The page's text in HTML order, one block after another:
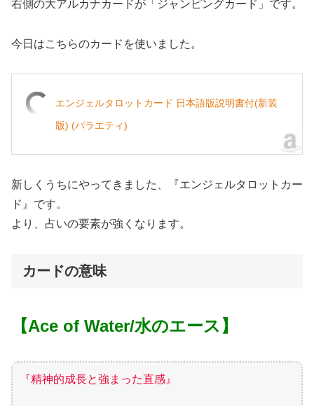
右側の大アルカナカードが「ジャンピングカード」です。
今日はこちらのカードを使いました。
エンジェルタロットカード 日本語版説明書付(新装
版) (バラエティ)
新しくうちにやってきました、『エンジェルタロットカー
ド』です。
より、占いの要素が強くなります。
カードの意味
【Ace of Water/水のエース】
『精神的成長と強まった直感』